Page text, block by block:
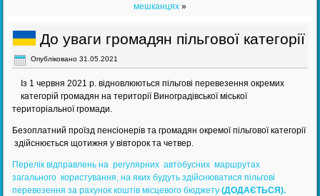
мешканцях »
До уваги громадян пільгової категорії
Опубліковано 31.05.2021
Із 1 червня 2021 р. відновлюються пільгові перевезення окремих
категорій громадян на території Виноградівської міської
територіальної громади.
Безоплатний проїзд пенсіонерів та громадян окремої пільгової категорії
здійснюється щотижня у вівторок та четвер.
Перелік відправлень на регулярних автобусних маршрутах
загального користування, на яких будуть здійснюватися пільгові
перевезення за рахунок коштів місцевого бюджету (ДОДАЄТЬСЯ).